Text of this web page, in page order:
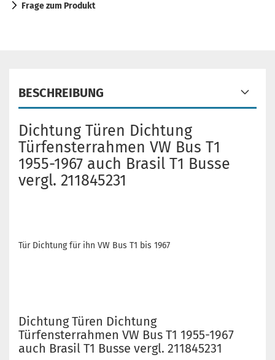
Frage zum Produkt
BESCHREIBUNG
Dichtung Türen Dichtung
Türfensterrahmen VW Bus T1
1955-1967 auch Brasil T1 Busse
vergl. 211845231
Tür Dichtung für ihn VW Bus T1 bis 1967
Dichtung Türen Dichtung
Türfensterrahmen VW Bus T1 1955-1967
auch Brasil T1 Busse vergl. 211845231